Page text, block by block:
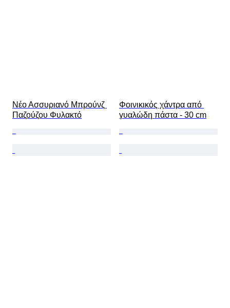
Νέο Ασσυριανό Μπρούνζ
Παζούζου Φυλακτό
Φοινικικός χάντρα από
γυαλώδη πάστα - 30 cm